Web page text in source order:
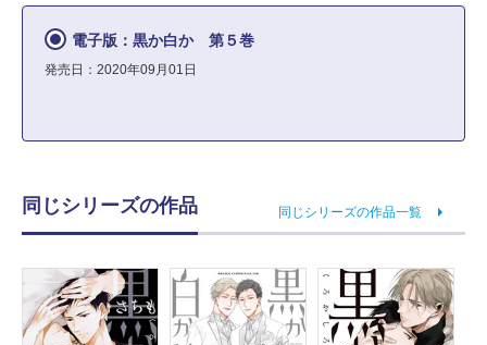
電子版：黒か白か 第５巻
発売日：2020年09月01日
同じシリーズの作品 同じシリーズの作品一覧